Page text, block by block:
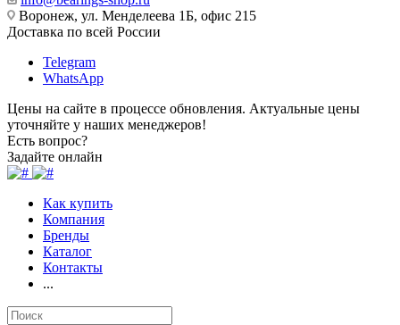
Воронеж, ул. Менделеева 1Б, офис 215
Доставка по всей России
Telegram
WhatsApp
Цены на сайте в процессе обновления. Актуальные цены
уточняйте у наших менеджеров!
Есть вопрос?
Задайте онлайн
Как купить
Компания
Бренды
Каталог
Контакты
...